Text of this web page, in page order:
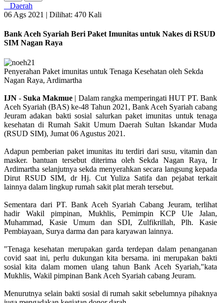
Daerah
06 Ags 2021 | Dilihat: 470 Kali
Bank Aceh Syariah Beri Paket Imunitas untuk Nakes di RSUD
SIM Nagan Raya
Penyerahan Paket imunitas untuk Tenaga Kesehatan oleh Sekda
Nagan Raya, Ardimartha
IJN -Suka Makmue | Dalam rangka memperingati HUT PT. Bank
Aceh Syariah (BAS) ke-48 Tahun 2021, Bank Aceh Syariah cabang
Jeuram adakan bakti sosial salurkan paket imunitas untuk tenaga
kesehatan di Rumah Sakit Umum Daerah Sultan Iskandar Muda
(RSUD SIM), Jumat 06 Agustus 2021.
Adapun pemberian paket imunitas itu terdiri dari susu, vitamin dan
masker. bantuan tersebut diterima oleh Sekda Nagan Raya, Ir
Ardimartha selanjutnya sekda menyerahkan secara langsung kepada
Dirut RSUD SIM, dr Hj. Cut Yuliza Satifa dan pejabat terkait
lainnya dalam lingkup rumah sakit plat merah tersebut.
Sementara dari PT. Bank Aceh Syariah Cabang Jeuram, terlihat
hadir Wakil pimpinan, Mukhlis, Pemimpin KCP Ule Jalan,
Muhammad, Kasie Umum dan SDI, Zulfikrillah, Plh. Kasie
Pembiayaan, Surya darma dan para karyawan lainnya.
"Tenaga kesehatan merupakan garda terdepan dalam penanganan
covid saat ini, perlu dukungan kita bersama. ini merupakan bakti
sosial kita dalam momen ulang tahun Bank Aceh Syariah,"kata
Mukhlis, Wakil pimpinan Bank Aceh Syariah cabang Jeuram.
Menurutnya selain bakti sosial di rumah sakit sebelumnya pihaknya